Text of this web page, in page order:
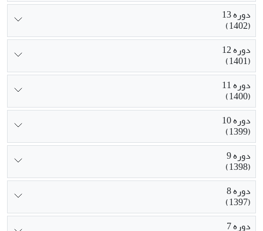
دوره 13
(1402)
دوره 12
(1401)
دوره 11
(1400)
دوره 10
(1399)
دوره 9
(1398)
دوره 8
(1397)
دوره 7